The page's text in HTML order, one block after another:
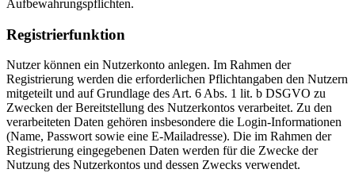
Aufbewahrungspflichten.
Registrierfunktion
Nutzer können ein Nutzerkonto anlegen. Im Rahmen der
Registrierung werden die erforderlichen Pflichtangaben den Nutzern
mitgeteilt und auf Grundlage des Art. 6 Abs. 1 lit. b DSGVO zu
Zwecken der Bereitstellung des Nutzerkontos verarbeitet. Zu den
verarbeiteten Daten gehören insbesondere die Login-Informationen
(Name, Passwort sowie eine E-Mailadresse). Die im Rahmen der
Registrierung eingegebenen Daten werden für die Zwecke der
Nutzung des Nutzerkontos und dessen Zwecks verwendet.